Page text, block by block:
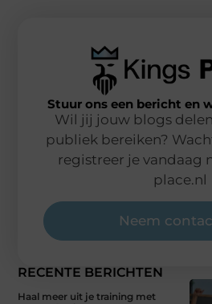
RECENTE BERICHTEN
Haal meer uit je training met
Stuur ons een bericht en
Wil jij jouw blogs
publiek bereiken?
registreer je vandaag
place.nl
Neem